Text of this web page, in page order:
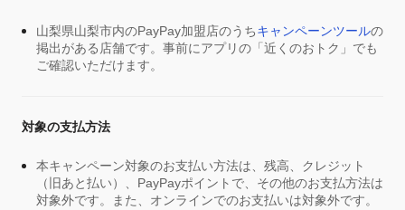
山梨県山梨市内のPayPay加盟店のうちキャンペーンツールの
掲出がある店舗です。事前にアプリの「近くのおトク」でも
ご確認いただけます。
対象の支払方法
本キャンペーン対象のお支払い方法は、残高、クレジット
（旧あと払い）、PayPayポイントで、その他のお支払方法は
対象外です。また、オンラインでのお支払いは対象外です。